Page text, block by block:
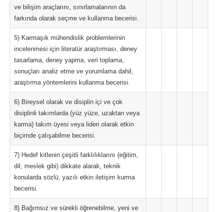
ve bilişim araçlarını, sınırlamalarının da
farkında olarak seçme ve kullanma becerisi.
5) Karmaşık mühendislik problemlerinin
incelenmesi için literatür araştırması, deney
tasarlama, deney yapma, veri toplama,
sonuçları analiz etme ve yorumlama dahil,
araştırma yöntemlerini kullanma becerisi.
6) Bireysel olarak ve disiplin içi ve çok
disiplinli takımlarda (yüz yüze, uzaktan veya
karma) takım üyesi veya lideri olarak etkin
biçimde çalışabilme becerisi.
7) Hedef kitlenin çeşitli farklılıklarını (eğitim,
dil, meslek gibi) dikkate alarak, teknik
konularda sözlü, yazılı etkin iletişim kurma
becerisi.
8) Bağımsız ve sürekli öğrenebilme, yeni ve